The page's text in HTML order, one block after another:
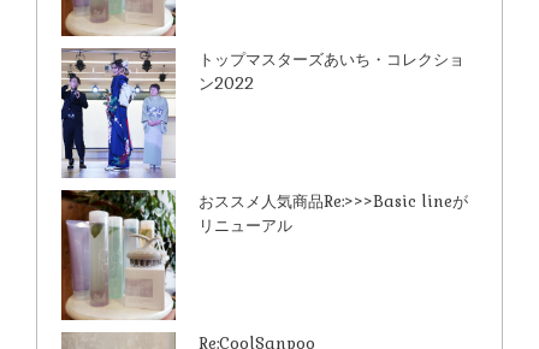
トップマスターズあいち・コレクショ
ン2022
おススメ人気商品Re:>>>Basic lineが
リニューアル
Re:CoolSanpoo